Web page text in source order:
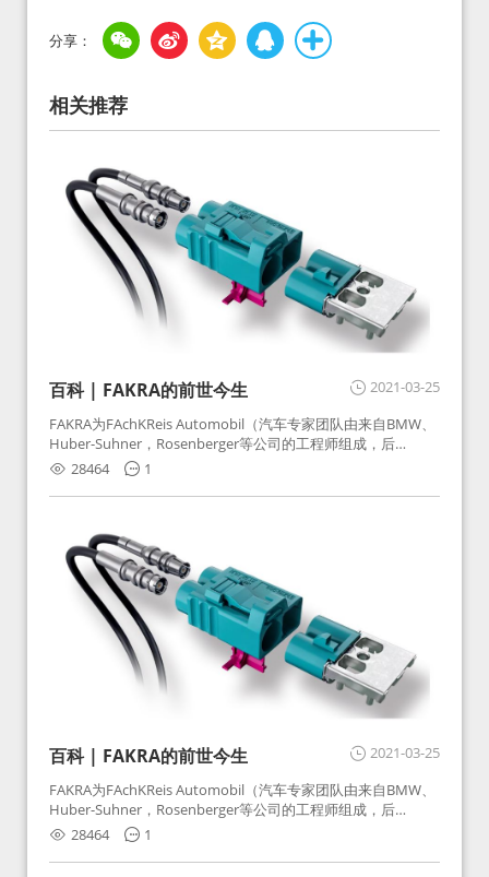
相关推荐
2021-03-25
百科 | FAKRA的前世今生
FAKRA为FAchKReis Automobil（汽车专家团队由来自BMW、
Huber-Suhner，Rosenberger等公司的工程师组成，后
Huber-Suhner相关连接器业务及技术在2010年并入
Rosenberger）缩写。起初为BMW需求用于车载收音机天线连
接，如今FAKRA已成为汽车行业通用标准的射频连接器，被业
28464 1
2021-03-25
百科 | FAKRA的前世今生
FAKRA为FAchKReis Automobil（汽车专家团队由来自BMW、
Huber-Suhner，Rosenberger等公司的工程师组成，后
Huber-Suhner相关连接器业务及技术在2010年并入
Rosenberger）缩写。起初为BMW需求用于车载收音机天线连
接，如今FAKRA已成为汽车行业通用标准的射频连接器，被业
28464 1